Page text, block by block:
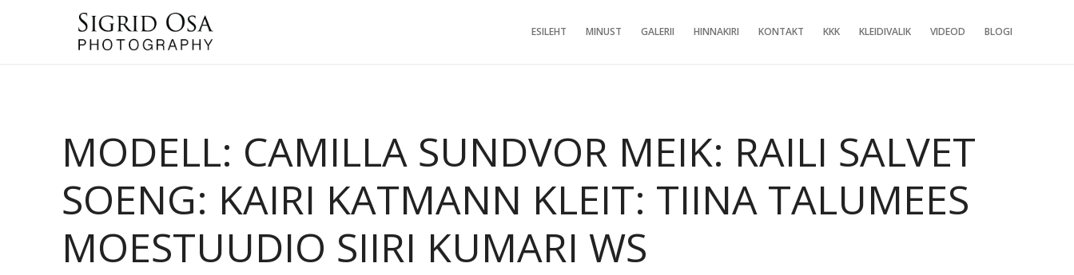
ESILEHT MINUST GALERII HINNAKIRI KONTAKT KKK KLEIDIVALIK VIDEOD BLOGI
MODELL: CAMILLA SUNDVOR MEIK: RAILI SALVET
SOENG: KAIRI KATMANN KLEIT: TIINA TALUMEES
MOESTUUDIO SIIRI KUMARI WS